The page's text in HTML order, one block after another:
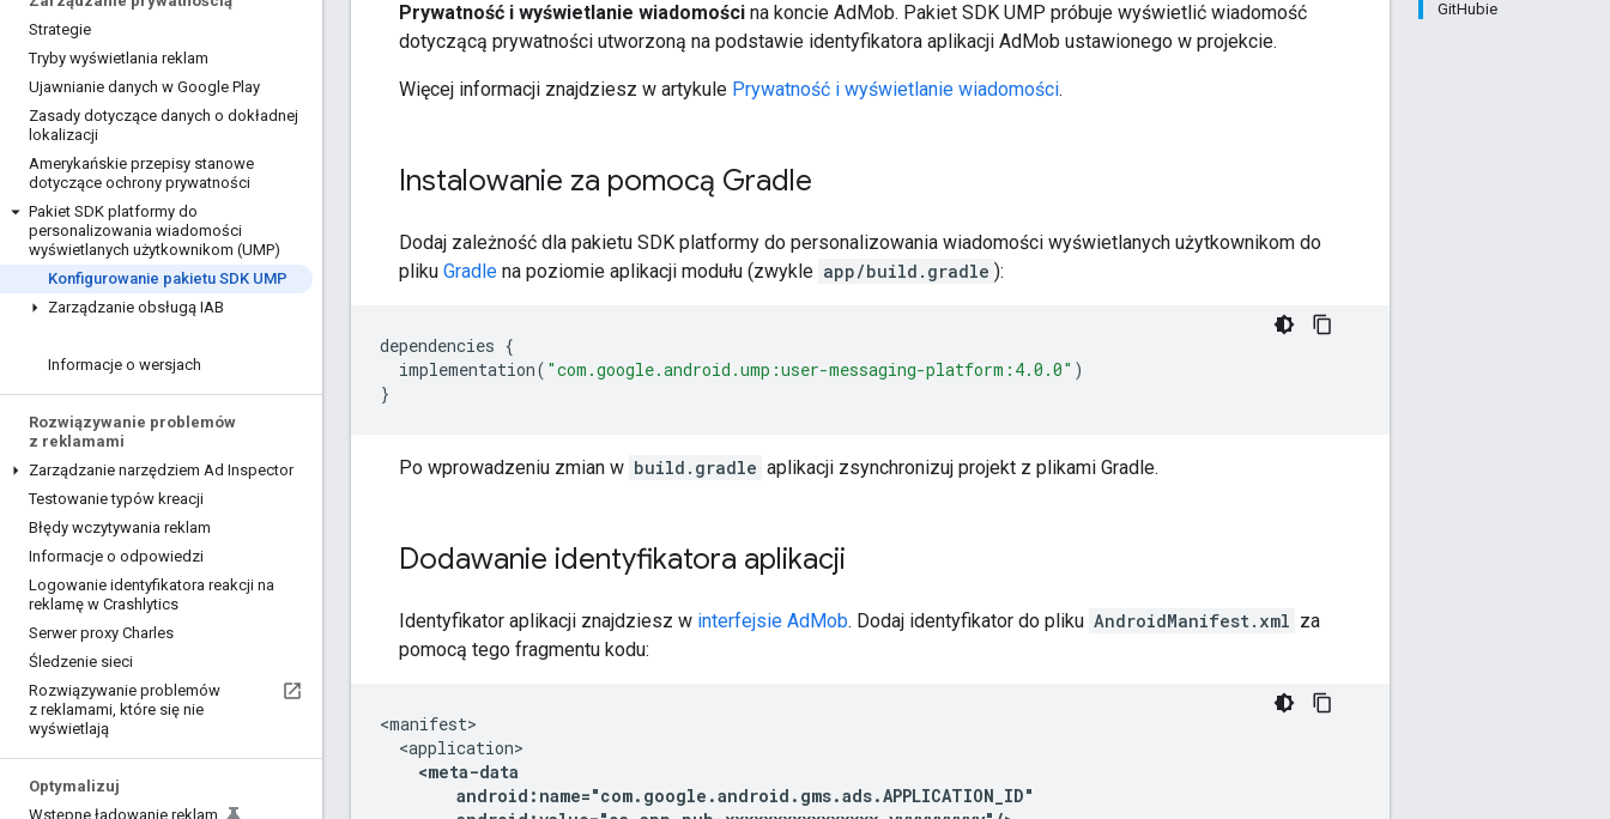
Strategie
Tryby wyświetlania reklam
Ujawnianie danych w Google Play
Zasady dotyczące danych o dokładnej
lokalizacji
Amerykańskie przepisy stanowe
dotyczące ochrony prywatności
Pakiet SDK platformy do
personalizowania wiadomości
wyświetlanych użytkownikom (UMP)
Konfigurowanie pakietu SDK UMP
Zarządzanie obsługą IAB
Informacje o wersjach
Rozwiązywanie problemów
z reklamami
Zarządzanie narzędziem Ad Inspector
Testowanie typów kreacji
Błędy wczytywania reklam
Informacje o odpowiedzi
Logowanie identyfikatora reakcji na
reklamę w Crashlytics
Serwer proxy Charles
Śledzenie sieci
Rozwiązywanie problemów
z reklamami, które się nie
wyświetlają
Optymalizuj
Wstępne ładowanie reklam
GitHubie
Prywatność i wyświetlanie wiadomości na koncie AdMob. Pakiet SDK UMP próbuje wyświetlić wiadomość
dotyczącą prywatności utworzoną na podstawie identyfikatora aplikacji AdMob ustawionego w projekcie.
Więcej informacji znajdziesz w artykule Prywatność i wyświetlanie wiadomości.
Instalowanie za pomocą Gradle
Dodaj zależność dla pakietu SDK platformy do personalizowania wiadomości wyświetlanych użytkownikom do
pliku Gradle na poziomie aplikacji modułu (zwykle app/build.gradle ):
dependencies {
implementation( "com.google.android.ump:user-messaging-platform:4.0.0" )
}
Po wprowadzeniu zmian w build.gradle aplikacji zsynchronizuj projekt z plikami Gradle.
Dodawanie identyfikatora aplikacji
Identyfikator aplikacji znajdziesz w interfejsie AdMob. Dodaj identyfikator do pliku AndroidManifest.xml za
pomocą tego fragmentu kodu: